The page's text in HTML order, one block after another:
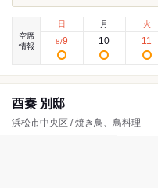
空席
情報
日
8/9
月
10
火
11
酉秦 別邸
浜松市中央区 / 焼き鳥、鳥料理